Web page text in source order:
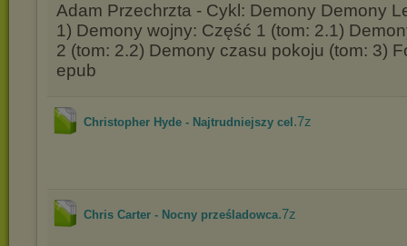
Adam Przechrzta - Cykl: Demony Demony
1) Demony wojny: Część 1 (tom: 2.1)
2 (tom: 2.2) Demony czasu pokoju (tom: 3)
epub
Christopher Hyde - Najtrudniejszy cel .7z
Chris Carter - Nocny prześladowca.7z